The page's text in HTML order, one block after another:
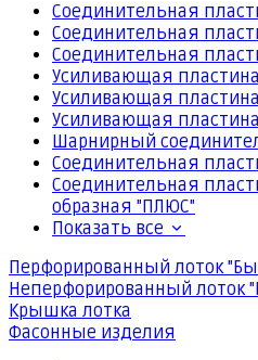
Соединительная
Соединительная
Соединительная
Усиливающая
Усиливающая
Усиливающая
Шарнирный
Соединительная
Соединительная
образная "ПЛЮС"
Показать все
Перфорированный лоток
Неперфорированный лоток
Крышка лотка
Фасонные изделия